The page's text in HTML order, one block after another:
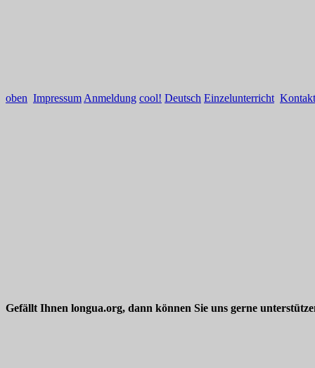
oben Impressum Anmeldung cool! Deutsch Einzelunterricht Kontakt
Gefällt Ihnen longua.org, dann können Sie uns gerne